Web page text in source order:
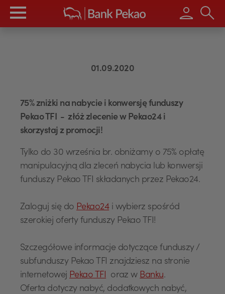
Wpisz
01.09.2020
75% zniżki na nabycie i konwersję funduszy
Pekao TFI - złóż zlecenie w Pekao24 i
skorzystaj z promocji!
Tylko do 30 września br. obniżamy o 75% opłatę
manipulacyjną dla zleceń nabycia lub konwersji
funduszy Pekao TFI składanych przez Pekao24.
Zaloguj się do Pekao24i wybierz spośród
szerokiej oferty funduszy Pekao TFI!
Szczegółowe informacje dotyczące funduszy /
subfunduszy Pekao TFI znajdziesz na stronie
internetowej Pekao TFI oraz w Banku.
Oferta dotyczy nabyć, dodatkowych nabyć,